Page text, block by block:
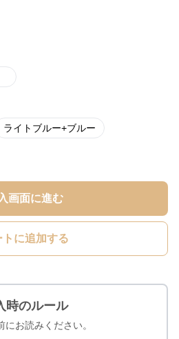
ライトブルー+ブルー
画面に進む
トに追加する
時のルール
にお読みください。